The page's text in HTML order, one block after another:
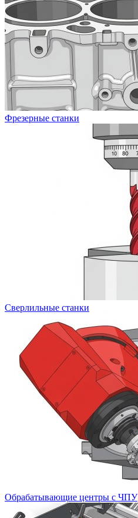
Фрезерные станки
Сверлильные станки
Обрабатывающие центры c ЧПУ